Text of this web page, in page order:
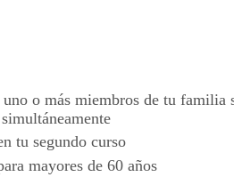
o más miembros de tu familia
tu segundo curso
mayores de 60 años